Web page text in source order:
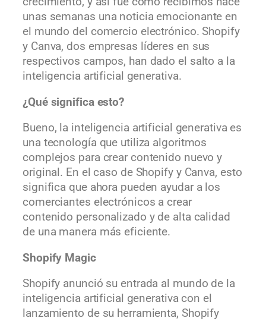
unas semanas una noticia emocionante en
el mundo del comercio electrónico. Shopify
y Canva, dos empresas líderes en sus
respectivos campos, han dado el salto a la
inteligencia artificial generativa.
¿Qué significa esto?
Bueno, la inteligencia artificial generativa es
una tecnología que utiliza algoritmos
complejos para crear contenido nuevo y
original. En el caso de Shopify y Canva, esto
significa que ahora pueden ayudar a los
comerciantes electrónicos a crear
contenido personalizado y de alta calidad
de una manera más eficiente.
Shopify Magic
Shopify anunció su entrada al mundo de la
inteligencia artificial generativa con el
lanzamiento de su herramienta, Shopify